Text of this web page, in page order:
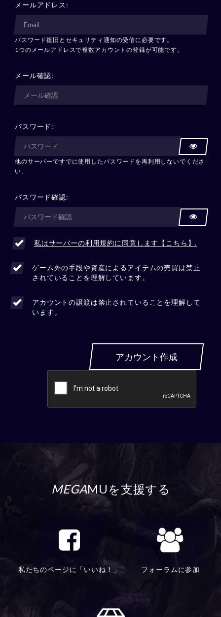
メールアドレス:
パスワード復旧とセキュリティ通知の受信に必要です。
1つのメールアドレスで複数アカウントの登録が可能です。
メール確認:
パスワード:
他のサーバーですでに使用したパスワードを再利用しないでくださ
い。
パスワード確認:
私はサーバーの利用規約に同意します【こちら】.
ゲーム外の手段や資産によるアイテムの売買は禁止
されていることを理解しています。
アカウントの譲渡は禁止されていることを理解して
います。
アカウント作成
MEGAMUを支援する
私たちのページに「いいね！」 フォーラムに参加